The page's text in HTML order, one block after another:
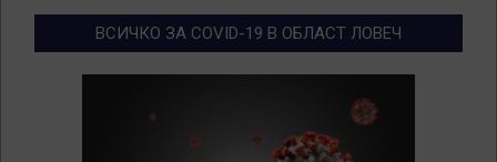
ВСИЧКО ЗА COVID-19 В ОБЛАСТ ЛОВЕЧ